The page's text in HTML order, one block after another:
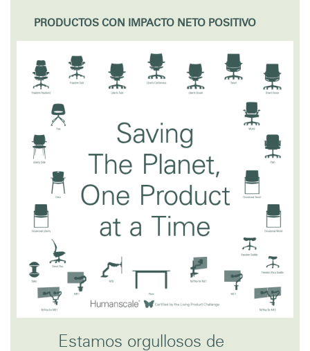
Facebook
Twitter
to
Linkedin
to
Instagram
Humanscale
Pinterest
YouTube
PRODUCTOS CON IMPACTO NETO POSITIVO
Estamos orgullosos de